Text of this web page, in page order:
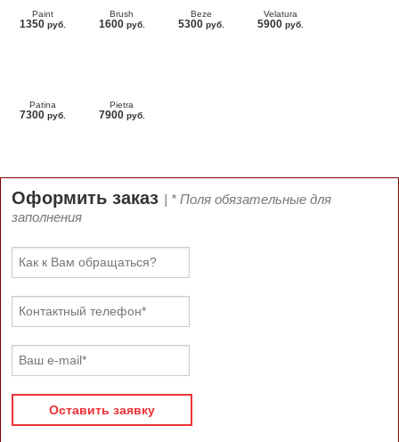
Paint
1350 руб.
Brush
1600 руб.
Beze
5300 руб.
Velatura
5900 руб.
Patina
7300 руб.
Pietra
7900 руб.
Оформить заказ | * Поля обязательные для
заполнения
Оставить заявку